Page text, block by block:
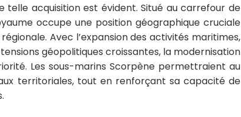
telle acquisition est évident. Situé au carrefour de
occupe une position géographique cruciale
Avec l’expansion des activités maritimes,
géopolitiques croissantes, la modernisation
Les sous-marins Scorpène permettraient au
territoriales, tout en renforçant sa capacité de